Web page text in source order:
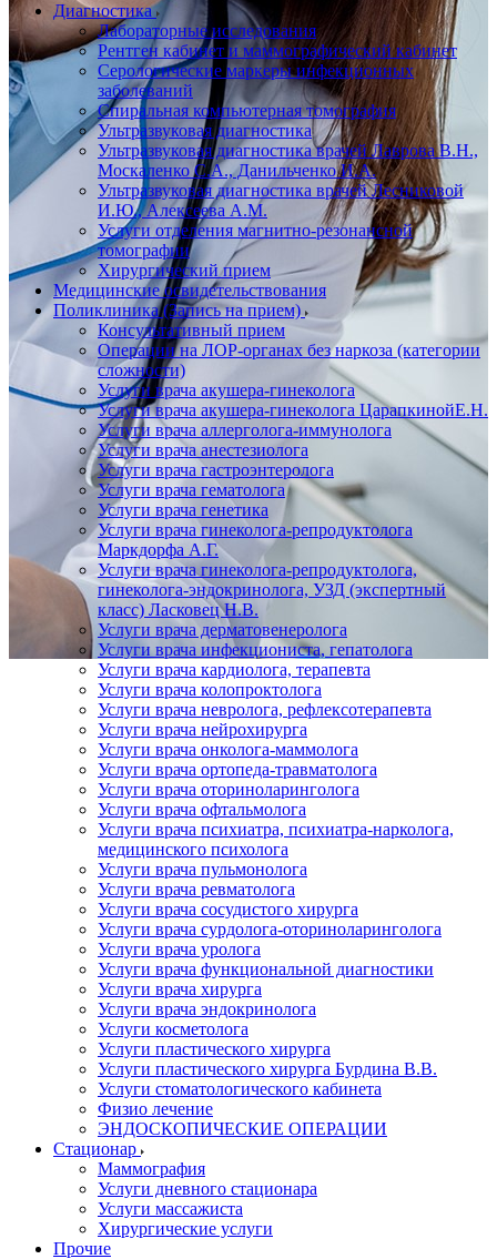
Диагностика
Лабораторные исследования
Рентген кабинет и маммографический кабинет
Серологические маркеры инфекционных
заболеваний
Спиральная компьютерная томография
Ультразвуковая диагностика
Ультразвуковая диагностика врачей Лаврова В.Н.,
Москаленко С.А., Данильченко И.А.
Ультразвуковая диагностика врачей Лесниковой
И.Ю., Алексеева А.М.
Услуги отделения магнитно-резонансной
томографии
Хирургический прием
Медицинские освидетельствования
Поликлиника (Запись на прием)
Консультативный прием
Операции на ЛОР-органах без наркоза (категории
сложности)
Услуги врача акушера-гинеколога
Услуги врача акушера-гинеколога ЦарапкинойЕ.Н.
Услуги врача аллерголога-иммунолога
Услуги врача анестезиолога
Услуги врача гастроэнтеролога
Услуги врача гематолога
Услуги врача генетика
Услуги врача гинеколога-репродуктолога
Маркдорфа А.Г.
Услуги врача гинеколога-репродуктолога,
гинеколога-эндокринолога, УЗД (экспертный
класс) Ласковец Н.В.
Услуги врача дерматовенеролога
Услуги врача инфекциониста, гепатолога
Услуги врача кардиолога, терапевта
Услуги врача колопроктолога
Услуги врача невролога, рефлексотерапевта
Услуги врача нейрохирурга
Услуги врача онколога-маммолога
Услуги врача ортопеда-травматолога
Услуги врача оториноларинголога
Услуги врача офтальмолога
Услуги врача психиатра, психиатра-нарколога,
медицинского психолога
Услуги врача пульмонолога
Услуги врача ревматолога
Услуги врача сосудистого хирурга
Услуги врача сурдолога-оториноларинголога
Услуги врача уролога
Услуги врача функциональной диагностики
Услуги врача хирурга
Услуги врача эндокринолога
Услуги косметолога
Услуги пластического хирурга
Услуги пластического хирурга Бурдина В.В.
Услуги стоматологического кабинета
Физио лечение
ЭНДОСКОПИЧЕСКИЕ ОПЕРАЦИИ
Стационар
Маммография
Услуги дневного стационара
Услуги массажиста
Хирургические услуги
Прочие